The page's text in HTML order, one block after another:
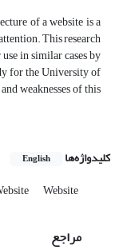
of a website is a
This research
in similar cases by
for the University of
weaknesses of this
کلیدواژه‌ها English
Website
مراجع